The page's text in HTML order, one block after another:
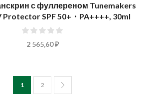
с фуллереном Tunemakers
Protector SPF 50+・PA++++, 30ml
2 565,60 ₽
You're currently reading page
1 Страница
2